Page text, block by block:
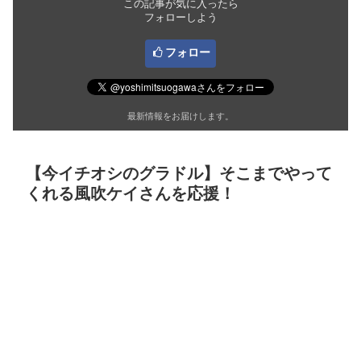
この記事が気に入ったら
フォローしよう
フォロー
最新情報をお届けします。
【今イチオシのグラドル】そこまでやって
くれる風吹ケイさんを応援！